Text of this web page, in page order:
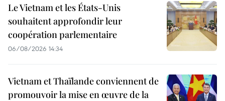
Le Vietnam et les États-Unis
souhaitent approfondir leur
coopération parlementaire
06/08/2026 14:34
Vietnam et Thaïlande conviennent de
promouvoir la mise en œuvre de la